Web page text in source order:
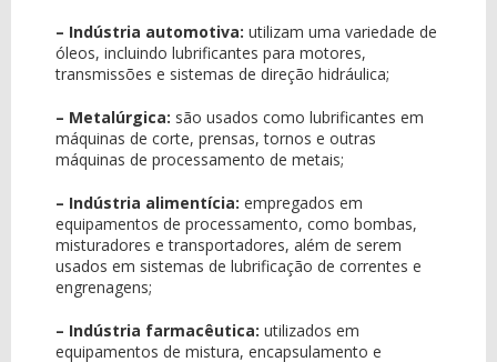
– Indústria automotiva: utilizam uma variedade de
óleos, incluindo lubrificantes para motores,
transmissões e sistemas de direção hidráulica;
– Metalúrgica: são usados como lubrificantes em
máquinas de corte, prensas, tornos e outras
máquinas de processamento de metais;
– Indústria alimentícia: empregados em
equipamentos de processamento, como bombas,
misturadores e transportadores, além de serem
usados em sistemas de lubrificação de correntes e
engrenagens;
– Indústria farmacêutica: utilizados em
equipamentos de mistura, encapsulamento e